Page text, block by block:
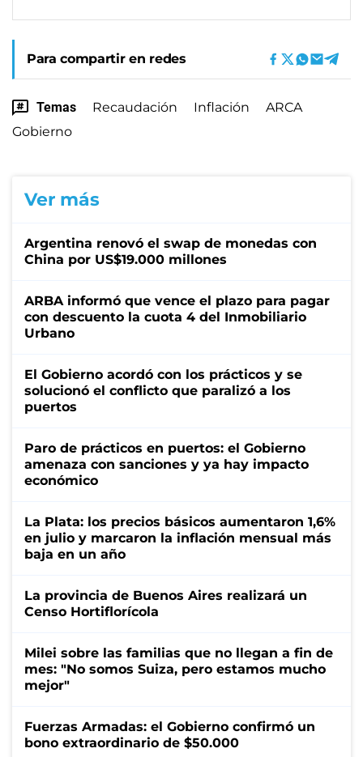
Para compartir en redes
Temas Recaudación Inflación
ARCA
Gobierno
Ver más
Argentina renovó el swap de monedas con
China por US$19.000 millones
ARBA informó que vence el plazo para pagar
con descuento la cuota 4 del Inmobiliario
Urbano
El Gobierno acordó con los prácticos y se
solucionó el conflicto que paralizó a los
puertos
Paro de prácticos en puertos: el Gobierno
amenaza con sanciones y ya hay impacto
económico
La Plata: los precios básicos aumentaron 1,6%
en julio y marcaron la inflación mensual más
baja en un año
La provincia de Buenos Aires realizará un
Censo Hortiflorícola
Milei sobre las familias que no llegan a fin de
mes: "No somos Suiza, pero estamos mucho
mejor"
Fuerzas Armadas: el Gobierno confirmó un
bono extraordinario de $50.000